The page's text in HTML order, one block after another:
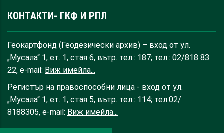
КОНТАКТИ- ГКФ И РПЛ
Геокартфонд (Геодезически архив) – вход от ул.
„Мусала“ 1, ет. 1, стая 6, вътр. тел.: 187; тел.: 02/818 83
22, e-mail: Виж имейла...
Регистър на правоспособни лица - вход от ул.
„Мусала“ 1, ет. 1, стая 5, вътр. тел.: 114; тел.02/
8188305, e-mail: Виж имейла...